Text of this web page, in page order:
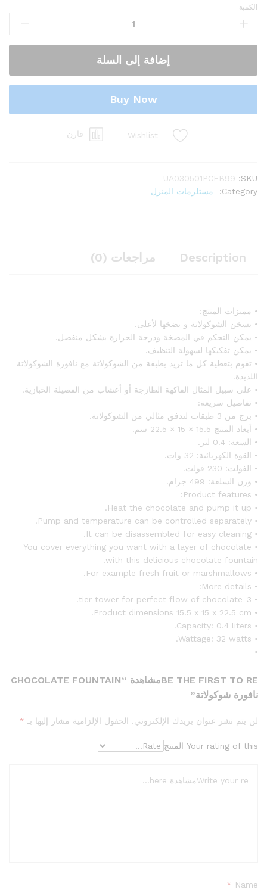
Chocolate
Fountain
شوكولاتة
الكمية:
إضافة إلى السلة
Buy Now
Wishlist قارن
SKU:
UA030501PCFB99
Category:
مستلزمات المنزل
Description مراجعات (0)
• مميزات المنتج:
• يسخن الشوكولاتة و يضخها لأعلى.
• يمكن التحكم في المضخة ودرجة الحرارة بشكل منفصل.
• يمكن تفكيكها لسهولة التنظيف.
• تقوم بتغطية كل ما تريد بطبقة من الشوكولاتة مع نافورة الشوكولاتة
اللذيذة.
• على سبيل المثال الفاكهة الطازجة أو أعشاب من الفصيلة الخبازية.
• تفاصيل سريعة:
• برج من 3 طبقات لتدفق مثالي من الشوكولاتة.
• أبعاد المنتج 15.5 × 15 × 22.5 سم.
• السعة: 0.4 لتر.
• القوة الكهربائية: 32 وات.
• الفولت: 230 فولت.
• وزن السلعة: 499 جرام.
• Product features:
• Heat the chocolate and pump it up.
• Pump and temperature can be controlled separately.
• It can be disassembled for easy cleaning.
• You cover everything you want with a layer of chocolate
with this delicious chocolate fountain.
• For example fresh fruit or marshmallows.
• More details:
• 3-tier tower for perfect flow of chocolate.
• Product dimensions 15.5 x 15 x 22.5 cm.
• Capacity: 0.4 liters.
• Wattage: 32 watts.
•
BE THE FIRST TO REمشاهدة “CHOCOLATE FOUNTAIN
نافورة شوكولاتة”
لن يتم نشر عنوان بريدك الإلكتروني. الحقول الإلزامية مشار إليها بـ *
Your rating of this المنتج
Name
*